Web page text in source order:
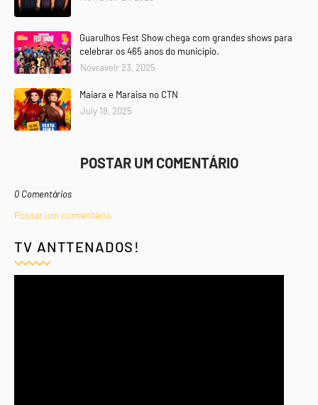
Guarulhos Fest Show chega com grandes shows para
celebrar os 465 anos do município.
Novravelr 23, 2025
Maiara e Maraisa no CTN
July 18, 2025
POSTAR UM COMENTÁRIO
0 Comentários
Postar um comentário
TV ANTTENADOS!